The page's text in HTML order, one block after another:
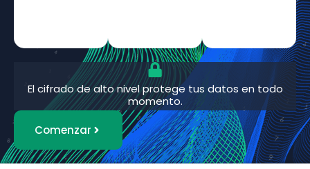
El cifrado de alto nivel protege tus datos en todo
momento.
Comenzar